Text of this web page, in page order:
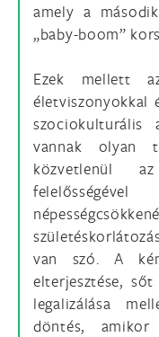
amely a
„baby-boom”
Ezek mellett
életviszonyokkal
szociokulturális
vannak olyan
közvetlenül
van szó. A
elterjesztése, sőt
legalizálása
döntés,